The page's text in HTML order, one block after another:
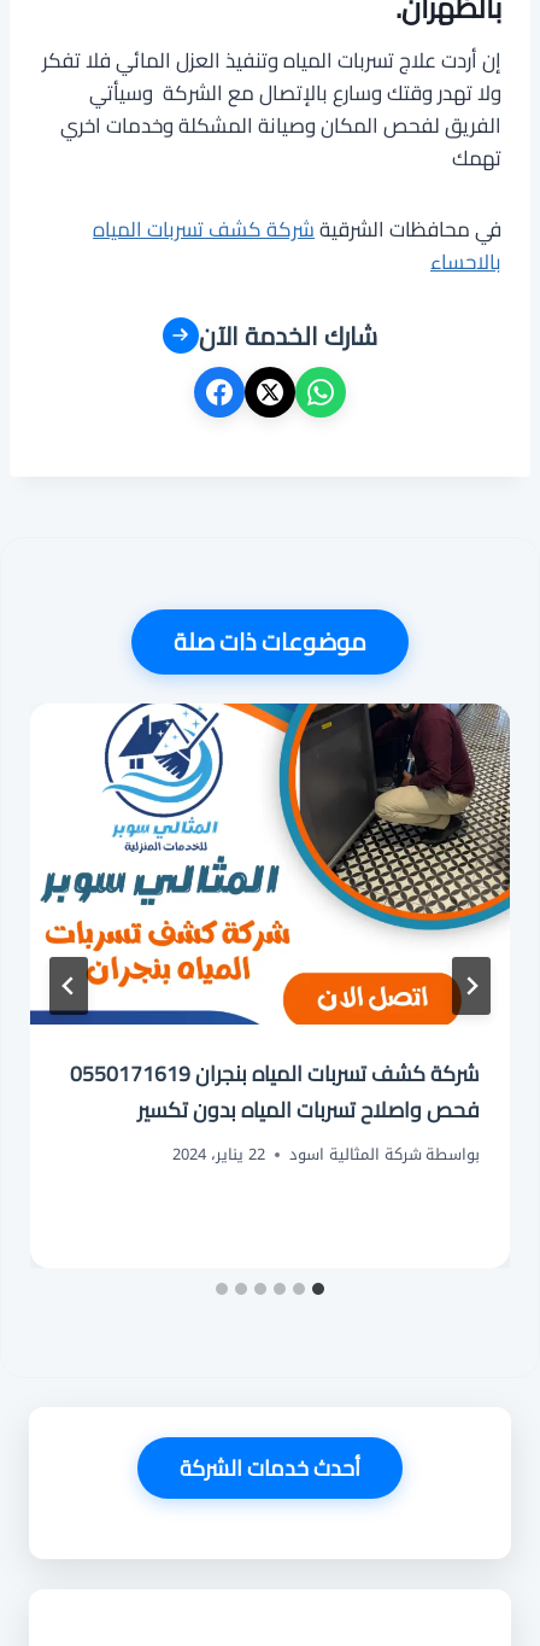
إن أردت علاج تسربات المياه وتنفيذ العزل المائي فلا تفكر
ولا تهدر وقتك وسارع بالإتصال مع الشركة وسيأتي
الفريق لفحص المكان وصيانة المشكلة وخدمات اخري
تهمك
في محافظات الشرقيةشركة كشف تسربات المياه
بالاحساء
شارك الخدمة الآن
موضوعات ذات صلة
شركة كشف تسربات المياه بنجران 0550171619
فحص واصلاح تسربات المياه بدون تكسير
بواسطةشركة المثالية اسود 22 يناير، 2024
أحدث خدمات الشركة